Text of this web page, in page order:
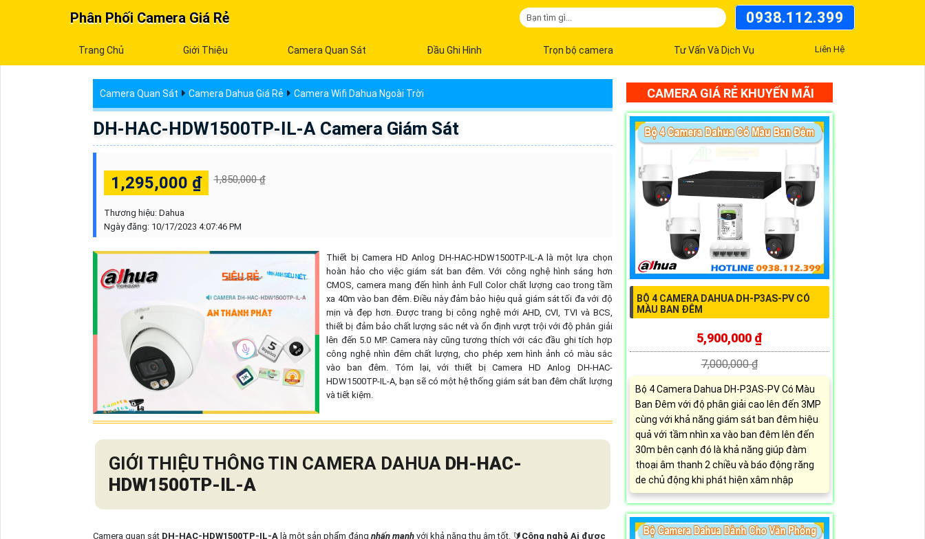
Phân Phối Camera Giá Rẻ 0938.112.399
Trang Chủ Giới Thiệu Camera Quan Sát Đầu Ghi Hình Trọn bộ camera Tư Vấn Và Dịch Vụ Liên Hệ
Camera Quan Sát Camera Dahua Giá Rẻ Camera Wifi Dahua Ngoài Trời
DH-HAC-HDW1500TP-IL-A Camera Giám Sát
1,295,000 ₫ 1,850,000 ₫
Thương hiệu: Dahua
Ngày đăng: 10/17/2023 4:07:46 PM
Thiết bị Camera HD Anlog DH-HAC-HDW1500TP-IL-A là một lựa chọn
hoàn hảo cho việc giám sát ban đêm. Với công nghệ hình sáng hơn
CMOS, camera mang đến hình ảnh Full Color chất lượng cao trong tầm
xa 40m vào ban đêm. Điều này đảm bảo hiệu quả giám sát tối đa với độ
mịn và đẹp hơn. Được trang bị công nghệ mới AHD, CVI, TVI và BCS,
thiết bị đảm bảo chất lượng sắc nét và ổn định vượt trội với độ phân giải
lên đến 5.0 MP. Camera này cũng tương thích với các đầu ghi tích hợp
công nghệ nhìn đêm chất lượng, cho phép xem hình ảnh có màu sắc
vào ban đêm. Tóm lại, với thiết bị Camera HD Anlog DH-HAC-
HDW1500TP-IL-A, bạn sẽ có một hệ thống giám sát ban đêm chất lượng
và tiết kiệm.
GIỚI THIỆU THÔNG TIN CAMERA DAHUA DH-HAC-
HDW1500TP-IL-A
Camera quan sát DH-HAC-HDW1500TP-IL-A là một sản phẩm đáng nhấn mạnhvới khả năng thu âm tốt. 🔰 Công nghệ Ai được
CAMERA GIÁ RẺ KHUYẾN MÃI
BỘ 4 CAMERA DAHUA DH-P3AS-PV CÓ
MÀU BAN ĐÊM
5,900,000 ₫
7,000,000 ₫
Bộ 4 Camera Dahua DH-P3AS-PV Có Màu
Ban Đêm với độ phân giải cao lên đến 3MP
cùng với khả năng giám sát ban đêm hiệu
quả với tầm nhìn xa vào ban đêm lên đến
30m bên cạnh đó là khả năng giúp đàm
thoại âm thanh 2 chiều và báo động răng
de chủ động khi phát hiện xâm nhập